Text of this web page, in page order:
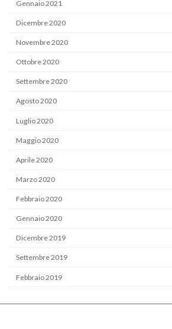
Gennaio 2021
Dicembre 2020
Novembre 2020
Ottobre 2020
Settembre 2020
Agosto 2020
Luglio 2020
Maggio 2020
Aprile 2020
Marzo 2020
Febbraio 2020
Gennaio 2020
Dicembre 2019
Settembre 2019
Febbraio 2019